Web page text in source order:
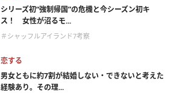
シリーズ初“強制帰国”の危機と今シーズン初キ
ス！ 女性が沼るモ...
＃シャッフルアイランド7考察
恋する
男女ともに約7割が結婚しない・できないと考えた
経験あり。その理...